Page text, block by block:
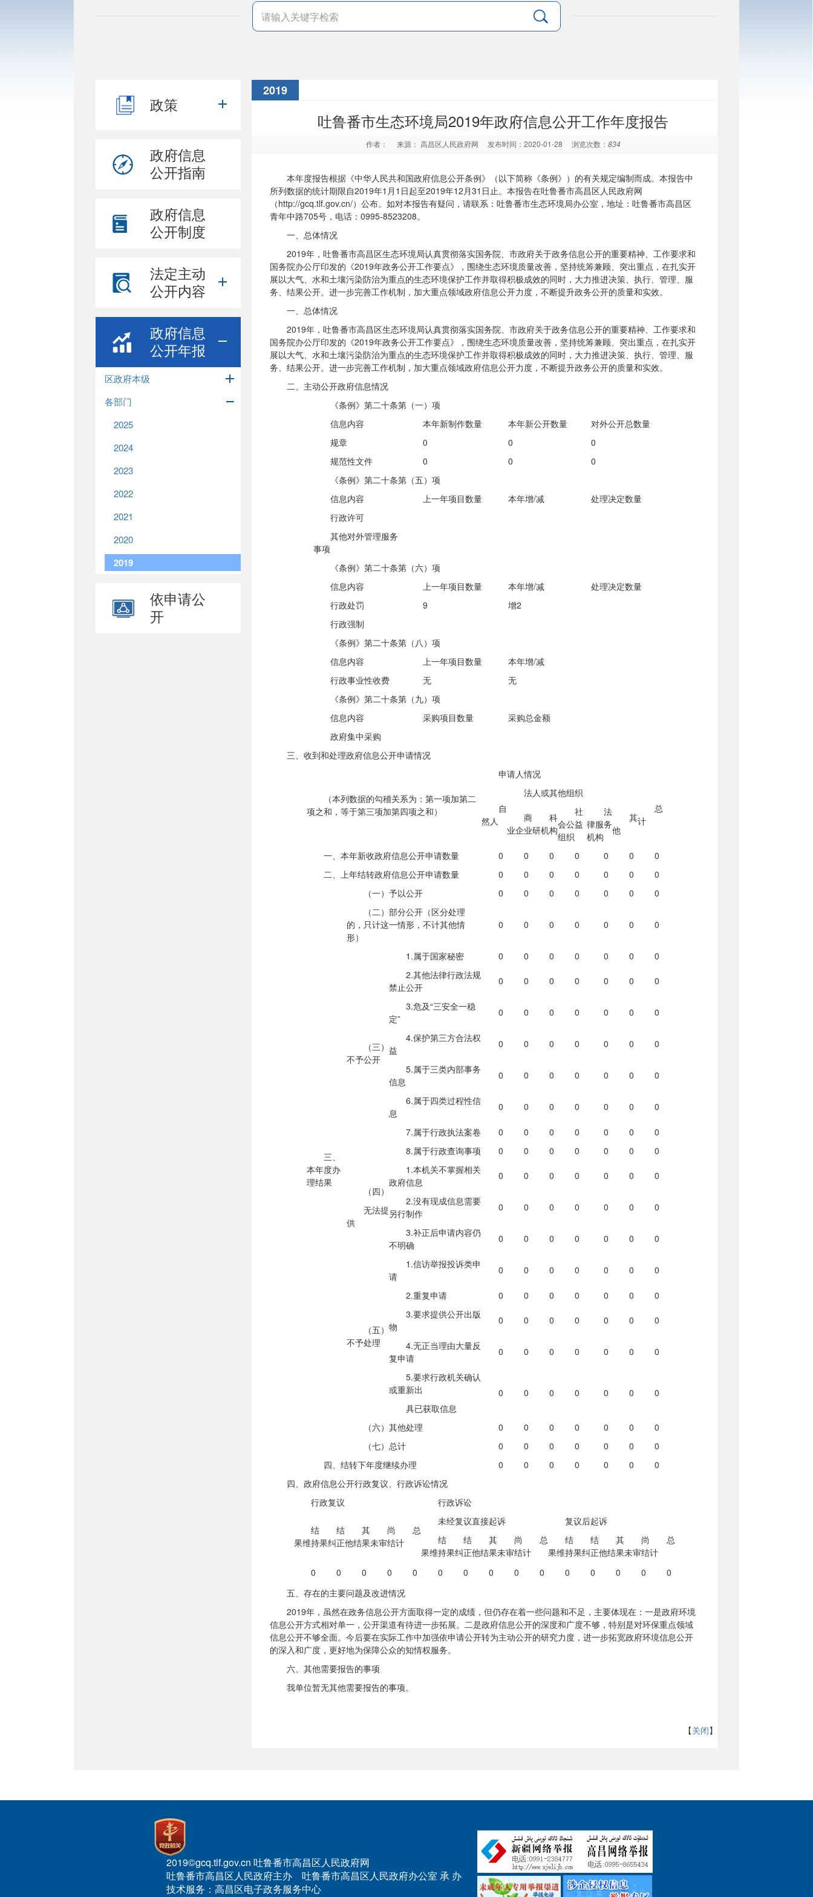
政策
政府信息
公开指南
政府信息
公开制度
法定主动
公开内容
政府信息
公开年报
区政府本级
各部门
2025
2024
2023
2022
2021
2020
2019
依申请公
开
2019
吐鲁番市生态环境局2019年政府信息公开工作年度报告
作者： 来源： 高昌区人民政府网 发布时间：2020-01-28 浏览次数： 834
本年度报告根据《中华人民共和国政府信息公开条例》（以下简称《条例》）的有关规定编制而成。本报告中
所列数据的统计期限自2019年1月1日起至2019年12月31日止。本报告在吐鲁番市高昌区人民政府网
（http://gcq.tlf.gov.cn/）公布。如对本报告有疑问，请联系：吐鲁番市生态环境局办公室，地址：吐鲁番市高昌区
青年中路705号，电话：0995-8523208。
一、总体情况
2019年，吐鲁番市高昌区生态环境局认真贯彻落实国务院、市政府关于政务信息公开的重要精神、工作要求和
国务院办公厅印发的《2019年政务公开工作要点》，围绕生态环境质量改善，坚持统筹兼顾、突出重点，在扎实开
展以大气、水和土壤污染防治为重点的生态环境保护工作并取得积极成效的同时，大力推进决策、执行、管理、服
务、结果公开。进一步完善工作机制，加大重点领域政府信息公开力度，不断提升政务公开的质量和实效。
一、总体情况
2019年，吐鲁番市高昌区生态环境局认真贯彻落实国务院、市政府关于政务信息公开的重要精神、工作要求和
国务院办公厅印发的《2019年政务公开工作要点》，围绕生态环境质量改善，坚持统筹兼顾、突出重点，在扎实开
展以大气、水和土壤污染防治为重点的生态环境保护工作并取得积极成效的同时，大力推进决策、执行、管理、服
务、结果公开。进一步完善工作机制，加大重点领域政府信息公开力度，不断提升政务公开的质量和实效。
二、主动公开政府信息情况
《条例》第二十条第（一）项
信息内容
本年新制作数量 本年新公开数量
对外公开总数量
规章
0 0
0
规范性文件
0 0
0
《条例》第二十条第（五）项
信息内容
上一年项目数量 本年增/减
处理决定数量
行政许可
其他对外管理服务
事项
《条例》第二十条第（六）项
信息内容
上一年项目数量 本年增/减
处理决定数量
行政处罚
9
增2
行政强制
《条例》第二十条第（八）项
信息内容
上一年项目数量
本年增/减
行政事业性收费
无
无
《条例》第二十条第（九）项
信息内容
采购项目数量
采购总金额
政府集中采购
三、收到和处理政府信息公开申请情况
（本列数据的勾稽关系为：第一项加第二
项之和，等于第三项加第四项之和）
申请人情况
自
然人
法人或其他组织
总
计
商
业企业
科
研机构
社
会公益
组织
法
律服务
机构
其
他
一、本年新收政府信息公开申请数量 0 0 0 0 0 0
0
二、上年结转政府信息公开申请数量
0 0 0 0 0 0 0
三、
本年度办
理结果
（一）予以公开 0 0 0 0 0 0
0
（二）部分公开（区分处理
的，只计这一情形，不计其他情
形）
0 0 0 0 0 0 0
（三）
不予公开
1.属于国家秘密 0 0 0 0 0 0
0
2.其他法律行政法规
禁止公开
0 0 0 0 0 0 0
3.危及“三安全一稳
定”
0 0 0 0 0 0 0
4.保护第三方合法权
益
0 0 0 0 0 0 0
5.属于三类内部事务
信息
0 0 0 0 0 0 0
6.属于四类过程性信
息
0 0 0 0 0 0 0
7.属于行政执法案卷 0 0 0 0 0 0
0
8.属于行政查询事项
0 0 0 0 0 0 0
（四）
无法提
供
1.本机关不掌握相关
政府信息
0 0 0 0 0 0 0
2.没有现成信息需要
另行制作
0 0 0 0 0 0 0
3.补正后申请内容仍
不明确
0 0 0 0 0 0 0
（五）
不予处理
1.信访举报投诉类申
请
0 0 0 0 0 0 0
2.重复申请 0 0 0 0 0 0
0
3.要求提供公开出版
物
0 0 0 0 0 0 0
4.无正当理由大量反
复申请
0 0 0 0 0 0 0
5.要求行政机关确认
或重新出
具已获取信息
0 0 0 0 0 0 0
（六）其他处理 0 0 0 0 0 0
0
（七）总计
0 0 0 0 0 0
0
四、结转下年度继续办理
0 0 0 0 0 0
0
四、政府信息公开行政复议、行政诉讼情况
行政复议
行政诉讼
结
果维持
结
果纠正
其
他结果
尚
未审结
总
计
未经复议直接起诉
复议后起诉
结
果维持
结
果纠正
其
他结果
尚
未审结
总
计
结
果维持
结
果纠正
其
他结果
尚
未审结
总
计
0
0 0 0 0 0 0 0 0 0 0 0 0 0
0
五、存在的主要问题及改进情况
2019年，虽然在政务信息公开方面取得一定的成绩，但仍存在着一些问题和不足，主要体现在：一是政府环境
信息公开方式相对单一，公开渠道有待进一步拓展。二是政府信息公开的深度和广度不够，特别是对环保重点领域
信息公开不够全面。今后要在实际工作中加强依申请公开转为主动公开的研究力度，进一步拓宽政府环境信息公开
的深入和广度，更好地为保障公众的知情权服务。
六、其他需要报告的事项
我单位暂无其他需要报告的事项。
【关闭】
2019©gcq.tlf.gov.cn 吐鲁番市高昌区人民政府网
吐鲁番市高昌区人民政府主办 吐鲁番市高昌区人民政府办公室 承 办
技术服务：高昌区电子政务服务中心